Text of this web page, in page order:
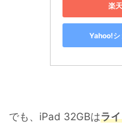
楽
Yahoo!シ
でも、iPad 32GBはラ